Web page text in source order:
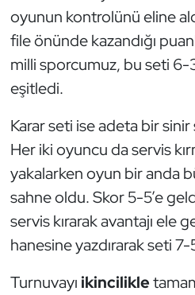
oyunun kontrolünü eline
file önünde kazandığı
milli sporcumuz, bu seti 6-
eşitledi.
Karar seti ise adeta bir
Her iki oyuncu da servis
yakalarken oyun bir anda
sahne oldu. Skor 5-5’e
servis kırarak avantajı ele
hanesine yazdırarak seti 7-
Turnuvayı ikincilikle
Genel
Golf
Güreş
Halter
Hava Sporları
Hentbol
İşitme Engelli Sporcular